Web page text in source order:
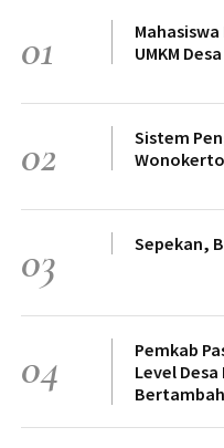
01
Mahasiswa
UMKM
02
Sistem
03 Sepekan,
04
Pemkab
Level
Bertambah